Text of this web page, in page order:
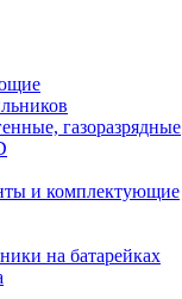
газоразрядные
и комплектующие
на батарейках